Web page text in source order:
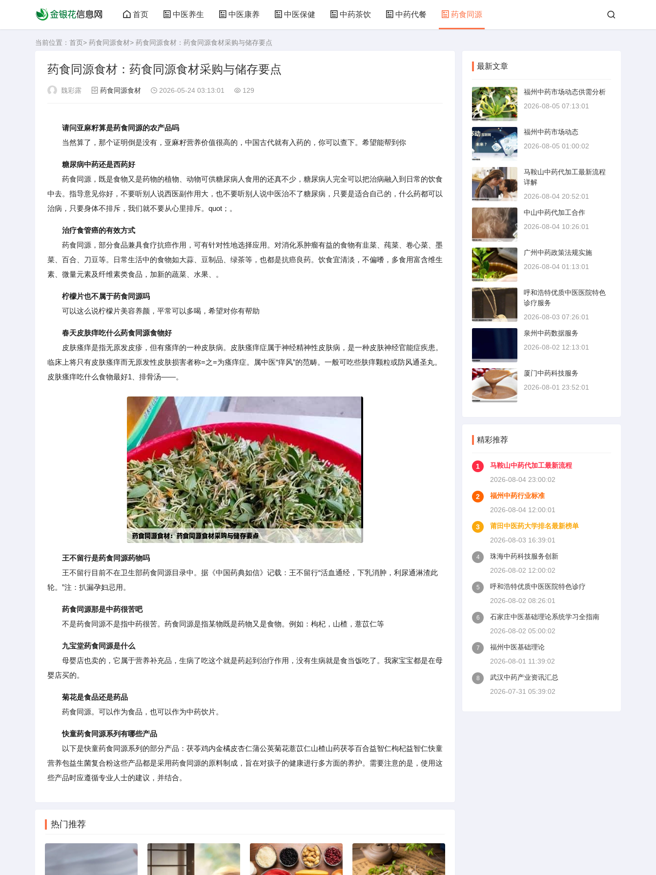
首页 中医养生 中医康养 中医保健 中药茶饮 中药代餐 药食同源
当前位置： 首页> 药食同源食材> 药食同源食材：药食同源食材采购与储存要点
药食同源食材：药食同源食材采购与储存要点
魏彩露 药食同源食材 2026-05-24 03:13:01 129
请问亚麻籽算是药食同源的农产品吗
当然算了，那个证明倒是没有，亚麻籽营养价值很高的，中国古代就有入药的，你可以查下。希望能帮到你
糖尿病中药还是西药好
药食同源，既是食物又是药物的植物、动物可供糖尿病人食用的还真不少，糖尿病人完全可以把治病融入到日常的饮食
中去。指导意见你好，不要听别人说西医副作用大，也不要听别人说中医治不了糖尿病，只要是适合自己的，什么药都可以
治病，只要身体不排斥，我们就不要从心里排斥。quot；。
治疗食管癌的有效方式
药食同源，部分食品兼具食疗抗癌作用，可有针对性地选择应用。对消化系肿瘤有益的食物有韭菜、莼菜、卷心菜、墨
菜、百合、刀豆等。日常生活中的食物如大蒜、豆制品、绿茶等，也都是抗癌良药。饮食宜清淡，不偏嗜，多食用富含维生
素、微量元素及纤维素类食品，加新的蔬菜、水果、。
柠檬片也不属于药食同源吗
可以这么说柠檬片美容养颜，平常可以多喝，希望对你有帮助
春天皮肤痒吃什么药食同源食物好
皮肤瘙痒是指无原发皮疹，但有瘙痒的一种皮肤病。皮肤瘙痒症属于神经精神性皮肤病，是一种皮肤神经官能症疾患。
临床上将只有皮肤瘙痒而无原发性皮肤损害者称=之=为瘙痒症。属中医“痒风”的范畴。一般可吃些肤痒颗粒或防风通圣丸。
皮肤瘙痒吃什么食物最好1、排骨汤——。
王不留行是药食同源药物吗
王不留行目前不在卫生部药食同源目录中。据《中国药典如信》记载：王不留行“活血通经，下乳消肿，利尿通淋渣此
轮。”注：扒漏孕妇忌用。
药食同源那是中药很苦吧
不是药食同源不是指中药很苦。药食同源是指某物既是药物又是食物。例如：枸杞，山楂，薏苡仁等
九宝堂药食同源是什么
母婴店也卖的，它属于营养补充品，生病了吃这个就是药起到治疗作用，没有生病就是食当饭吃了。我家宝宝都是在母
婴店买的。
菊花是食品还是药品
药食同源。可以作为食品，也可以作为中药饮片。
快童药食同源系列有哪些产品
以下是快童药食同源系列的部分产品：茯苓鸡内金橘皮杏仁蒲公英菊花薏苡仁山楂山药茯苓百合益智仁枸杞益智仁快童
营养包益生菌复合粉这些产品都是采用药食同源的原料制成，旨在对孩子的健康进行多方面的养护。需要注意的是，使用这
些产品时应遵循专业人士的建议，并结合。
热门推荐
最新文章
福州中药市场动态供需分析
2026-08-05 07:13:01
福州中药市场动态
2026-08-05 01:00:02
马鞍山中药代加工最新流程
详解
2026-08-04 20:52:01
中山中药代加工合作
2026-08-04 10:26:01
广州中药政策法规实施
2026-08-04 01:13:01
呼和浩特优质中医医院特色
诊疗服务
2026-08-03 07:26:01
泉州中药数据服务
2026-08-02 12:13:01
厦门中药科技服务
2026-08-01 23:52:01
精彩推荐
1
马鞍山中药代加工最新流程
2026-08-04 23:00:02
2
福州中药行业标准
2026-08-04 12:00:01
3
莆田中医药大学排名最新榜单
2026-08-03 16:39:01
4
珠海中药科技服务创新
2026-08-02 12:00:02
5
呼和浩特优质中医医院特色诊疗
2026-08-02 08:26:01
6
石家庄中医基础理论系统学习全指南
2026-08-02 05:00:02
7
福州中医基础理论
2026-08-01 11:39:02
8
武汉中药产业资讯汇总
2026-07-31 05:39:02